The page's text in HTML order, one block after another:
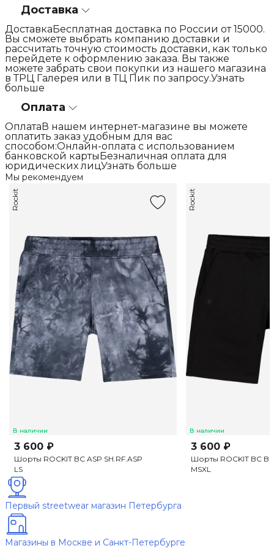
Доставка
ДоставкаБесплатная доставка по России от 15000.
Вы сможете выбрать компанию доставки и
рассчитать точную стоимость доставки, как только
перейдете к оформлению заказа. Вы также
можете забрать свои покупки из нашего магазина
в ТРЦ Галерея или в ТЦ Пик по запросу.Узнать
больше
Оплата
ОплатаВ нашем интернет-магазине вы можете
оплатить заказ удобным для вас
способом:Онлайн-оплата с использованием
банковской картыБезналичная оплата для
юридических лицУзнать больше
Мы рекомендуем
В наличии
Rockit
3 600 ₽
Шорты ROCKIT BC ASP SH.RF.ASP
LS
В наличии
Rockit
3 600 ₽
Шорты ROCKIT BC
MSXL
Первый streetwear магазин Петербурга
Магазины в Москве и Санкт-Петербурге